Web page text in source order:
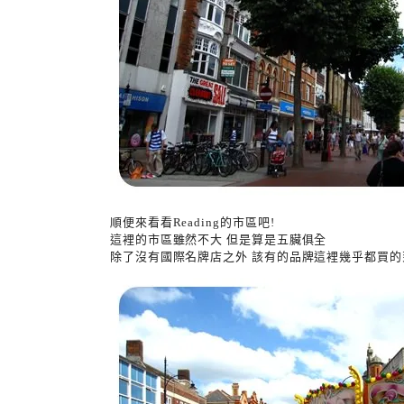
順便來看看Reading的市區吧!
這裡的市區雖然不大 但是算是五臟俱全
除了沒有國際名牌店之外 該有的品牌這裡幾乎都買